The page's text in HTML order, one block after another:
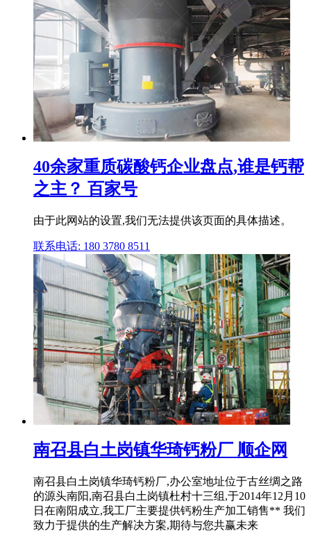
40余家重质碳酸钙企业盘点,谁是钙帮
之主？ 百家号
由于此网站的设置,我们无法提供该页面的具体描述。
联系电话: 180 3780 8511
南召县白土岗镇华琦钙粉厂 顺企网
南召县白土岗镇华琦钙粉厂,办公室地址位于古丝绸之路
的源头南阳,南召县白土岗镇杜村十三组,于2014年12月10
日在南阳成立,我工厂主要提供钙粉生产加工销售** 我们
致力于提供的生产解决方案,期待与您共赢未来